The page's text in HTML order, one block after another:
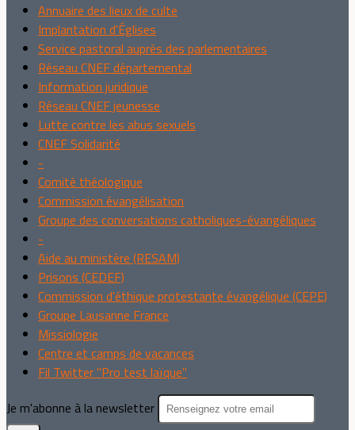
Annuaire des lieux de culte
Implantation d'Églises
Service pastoral auprès des parlementaires
Réseau CNEF départemental
Information juridique
Réseau CNEF jeunesse
Lutte contre les abus sexuels
CNEF Solidarité
-
Comité théologique
Commission évangélisation
Groupe des conversations catholiques-évangéliques
-
Aide au ministère (RESAM)
Prisons (CEDEF)
Commission d'éthique protestante évangélique (CEPE)
Groupe Lausanne France
Missiologie
Centre et camps de vacances
Fil Twitter "Pro test laïque"
Je m'abonne à la newsletter